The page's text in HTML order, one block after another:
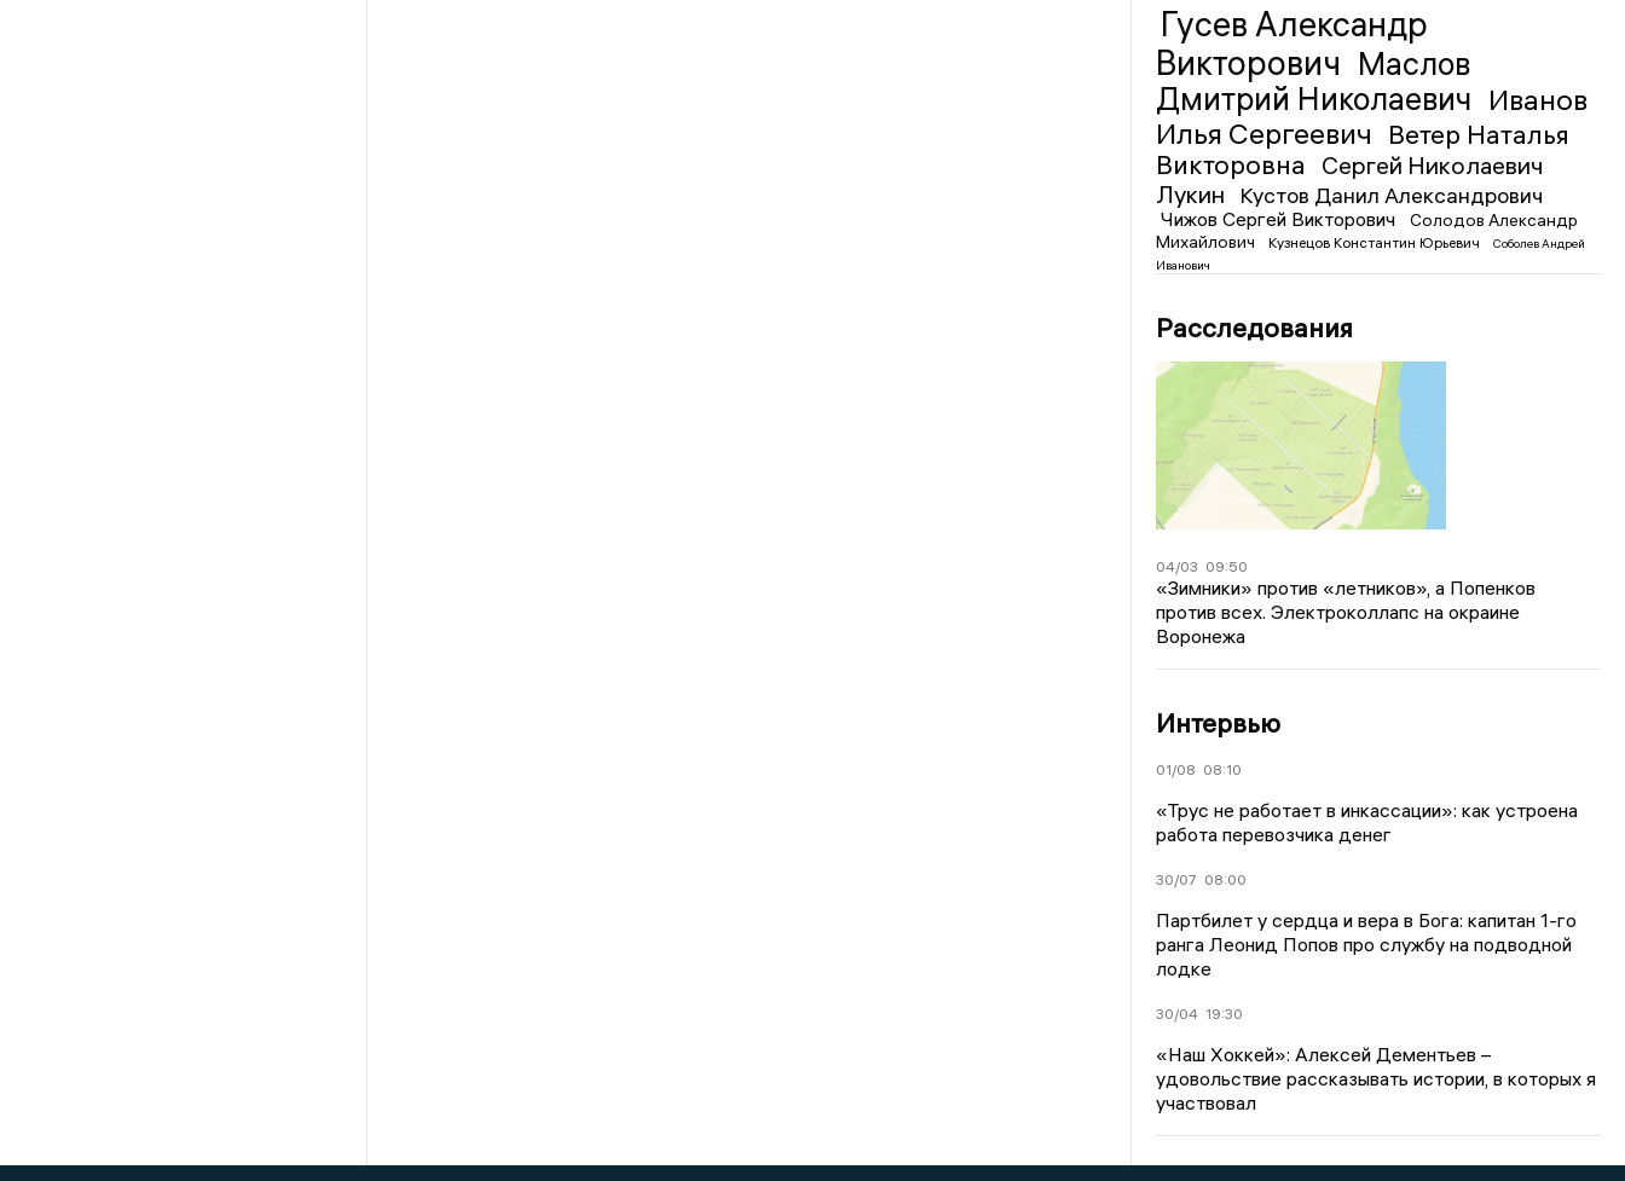
Гусев Александр
Викторович Маслов
Дмитрий Николаевич Иванов
Илья Сергеевич
Ветер Наталья
Викторовна
Сергей Николаевич
Лукин
Кустов Данил Александрович
Чижов Сергей Викторович
Солодов Александр
Михайлович
Кузнецов Константин Юрьевич
Соболев Андрей
Иванович
Расследования
04/03 09:50
«Зимники» против «летников», а Попенков
против всех. Электроколлапс на окраине
Воронежа
Интервью
01/08 08:10
«Трус не работает в инкассации»: как устроена
работа перевозчика денег
30/07 08:00
Партбилет у сердца и вера в Бога: капитан 1-го
ранга Леонид Попов про службу на подводной
лодке
30/04 19:30
«Наш Хоккей»: Алексей Дементьев –
удовольствие рассказывать истории, в которых я
участвовал